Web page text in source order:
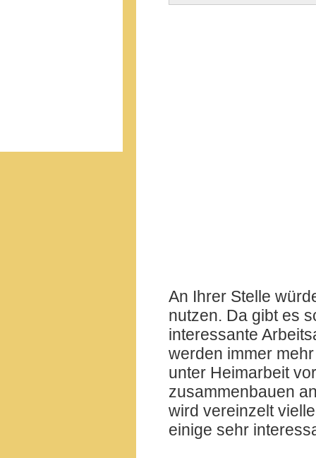
An Ihrer Stelle
nutzen. Da gibt es
interessante
werden immer
unter Heimarbeit
zusammenbauen
wird vereinzelt
einige sehr